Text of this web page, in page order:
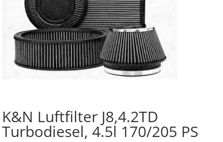
K&N Luftfilter J8,4.2TD
Turbodiesel, 4.5l 170/205 PS